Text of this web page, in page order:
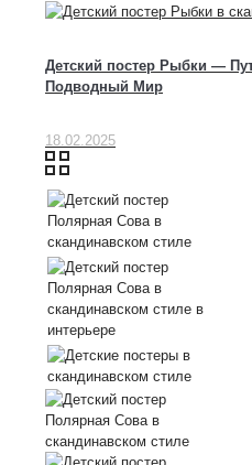
Детский постер Рыбки —
Подводный Мир
18.02.2025